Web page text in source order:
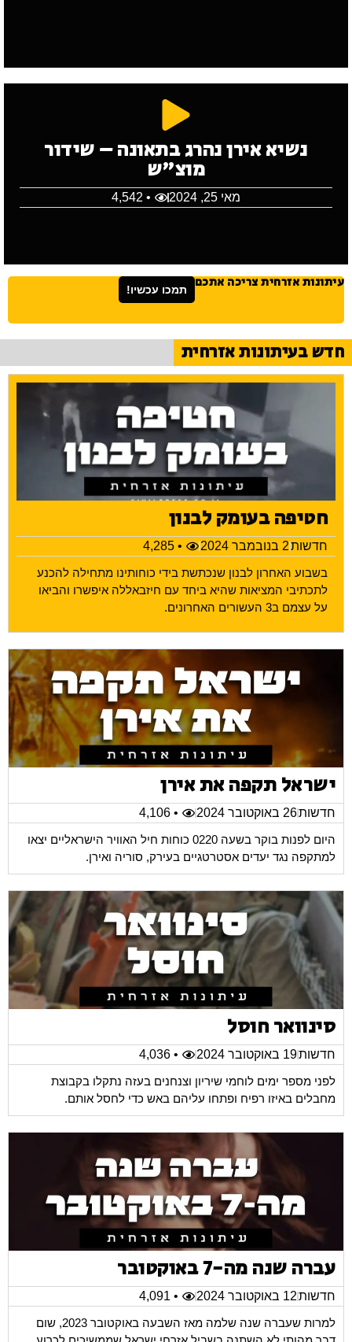
נשיא אירן נהרג בתאונה – שידור
מוצ"ש
מאי 25, 2024 • 4,542
עיתונות אזרחית צריכה אתכם תמכו עכשיו!
חדש בעיתונות אזרחית
חטיפה בעומק לבנון
חדשות2 בנובמבר 2024
• 4,285
בשבוע האחרון לבנון שנכתשת בידי כוחותינו מתחילה להכנע
לתכתיבי המציאות שהיא ביחד עם חיזבאללה איפשרו והביאו
על עצמם ב3 העשורים האחרונים.
ישראל תקפה את אירן
חדשות26 באוקטובר 2024
• 4,106
היום לפנות בוקר בשעה 0220 כוחות חיל האוויר הישראליים יצאו
למתקפה נגד יעדים אסטרטגיים בעירק, סוריה ואירן.
סינוואר חוסל
חדשות19 באוקטובר 2024
• 4,036
לפני מספר ימים לוחמי שיריון וצנחנים בעזה נתקלו בקבוצת
מחבלים באיזו רפיח ופתחו עליהם באש כדי לחסל אותם.
עברה שנה מה-7 באוקטובר
חדשות12 באוקטובר 2024
• 4,091
למרות שעברה שנה שלמה מאז השבעה באוקטובר 2023, שום